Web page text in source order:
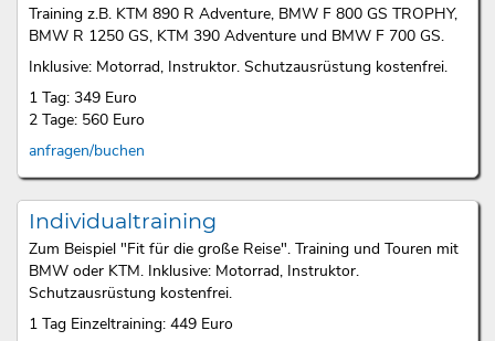
Training z.B. KTM 890 R Adventure, BMW F 800 GS TROPHY,
BMW R 1250 GS, KTM 390 Adventure und BMW F 700 GS.
Inklusive: Motorrad, Instruktor. Schutzausrüstung kostenfrei.
1 Tag: 349 Euro
2 Tage: 560 Euro
anfragen/buchen
Individualtraining
Zum Beispiel "Fit für die große Reise". Training und Touren mit
BMW oder KTM. Inklusive: Motorrad, Instruktor.
Schutzausrüstung kostenfrei.
1 Tag Einzeltraining: 449 Euro